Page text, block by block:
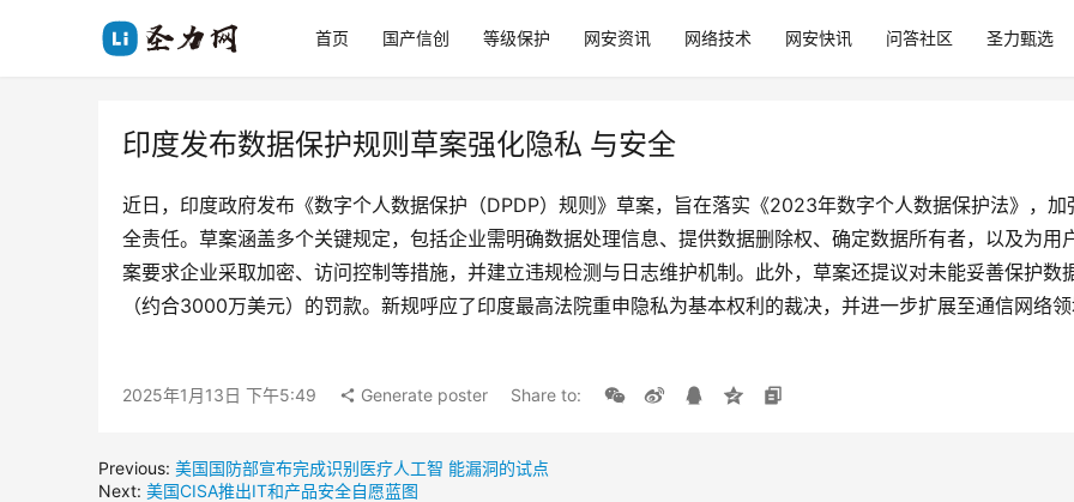
首页 国产信创 等级保护 网安资讯 网络技术 网安快讯 问答社区 圣力甄选
印度发布数据保护规则草案强化隐私 与安全
近日，印度政府发布《数字个人数据保护（DPDP）规则》草案，旨在落实《2023年数字个人数据保护法》，
全责任。草案涵盖多个关键规定，包括企业需明确数据处理信息、提供数据删除权、确定数据所有者，以及为
案要求企业采取加密、访问控制等措施，并建立违规检测与日志维护机制。此外，草案还提议对未能妥善保护
（约合3000万美元）的罚款。新规呼应了印度最高法院重申隐私为基本权利的裁决，并进一步扩展至通信网络领
2025年1月13日 下午5:49 Generate poster Share to:
Previous: 美国国防部宣布完成识别医疗人工智 能漏洞的试点
Next: 美国CISA推出IT和产品安全自愿蓝图